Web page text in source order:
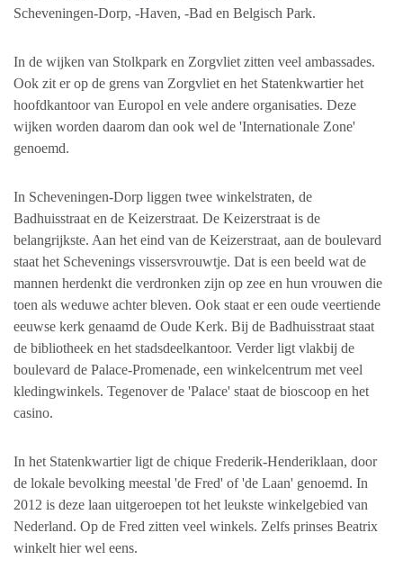
Scheveningen-Dorp, -Haven, -Bad en Belgisch Park.
In de wijken van Stolkpark en Zorgvliet zitten veel ambassades.
Ook zit er op de grens van Zorgvliet en het Statenkwartier het
hoofdkantoor van Europol en vele andere organisaties. Deze
wijken worden daarom dan ook wel de 'Internationale Zone'
genoemd.
In Scheveningen-Dorp liggen twee winkelstraten, de
Badhuisstraat en de Keizerstraat. De Keizerstraat is de
belangrijkste. Aan het eind van de Keizerstraat, aan de boulevard
staat het Schevenings vissersvrouwtje. Dat is een beeld wat de
mannen herdenkt die verdronken zijn op zee en hun vrouwen die
toen als weduwe achter bleven. Ook staat er een oude veertiende
eeuwse kerk genaamd de Oude Kerk. Bij de Badhuisstraat staat
de bibliotheek en het stadsdeelkantoor. Verder ligt vlakbij de
boulevard de Palace-Promenade, een winkelcentrum met veel
kledingwinkels. Tegenover de 'Palace' staat de bioscoop en het
casino.
In het Statenkwartier ligt de chique Frederik-Henderiklaan, door
de lokale bevolking meestal 'de Fred' of 'de Laan' genoemd. In
2012 is deze laan uitgeroepen tot het leukste winkelgebied van
Nederland. Op de Fred zitten veel winkels. Zelfs prinses Beatrix
winkelt hier wel eens.